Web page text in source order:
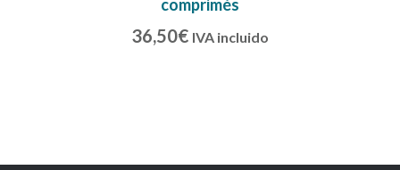
comprimés
36,50€ IVA incluido